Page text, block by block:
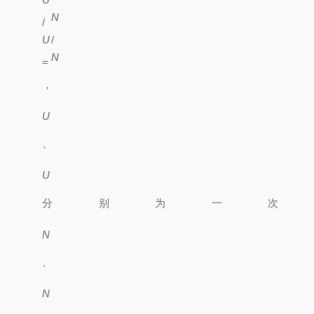
1
/
U
2
=
N
1
/
N
2
U
1
、
U
2
分别为一
N
1
、
N
2